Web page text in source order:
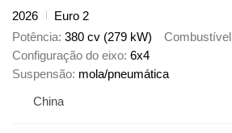
2026
Euro 2
Potência 380 cv (279 kW) Combustível
Configuração do eixo 6x4
Suspensão mola/pneumática
China